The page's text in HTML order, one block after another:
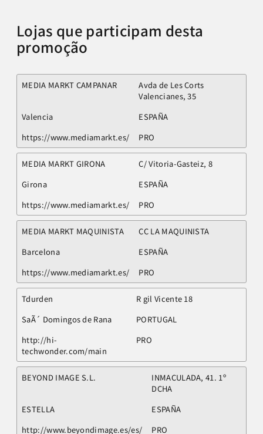
Lojas que participam desta
promoção
MEDIA MARKT CAMPANAR
Avda de Les Corts
Valencianes, 35
Valencia
ESPAÑA
https://www.mediamarkt.es/
PRO
MEDIA MARKT GIRONA
C/ Vitoria-Gasteiz, 8
Girona
ESPAÑA
https://www.mediamarkt.es/
PRO
MEDIA MARKT MAQUINISTA
CC LA MAQUINISTA
Barcelona
ESPAÑA
https://www.mediamarkt.es/
PRO
Tdurden
R gil Vicente 18
SaÃ´ Domingos de Rana
PORTUGAL
http://hi-
techwonder.com/main
PRO
BEYOND IMAGE S.L.
INMACULADA, 41. 1º
DCHA
ESTELLA
ESPAÑA
http://www.beyondimage.es/es/
PRO